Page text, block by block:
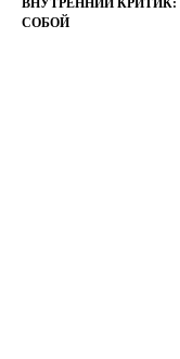
СОБОЙ